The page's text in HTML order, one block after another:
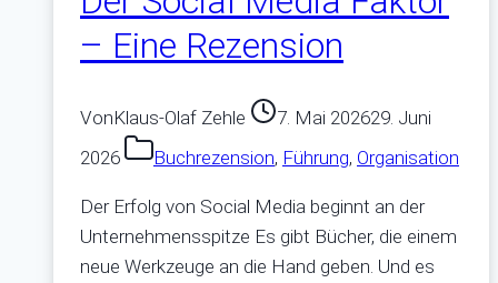
– Eine Rezension
VonKlaus-Olaf Zehle 7. Mai 202629. Juni
2026
Buchrezension, Führung, Organisation
Der Erfolg von Social Media beginnt an der
Unternehmensspitze Es gibt Bücher, die einem
neue Werkzeuge an die Hand geben. Und es